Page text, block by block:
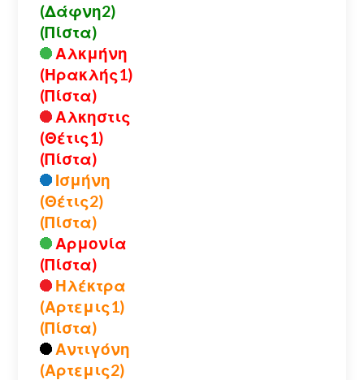
(Δάφνη2)
(Πίστα)
Αλκμήνη
(Ηρακλής1)
(Πίστα)
Αλκηστις
(Θέτις1)
(Πίστα)
Ισμήνη
(Θέτις2)
(Πίστα)
Αρμονία
(Πίστα)
Ηλέκτρα
(Αρτεμις1)
(Πίστα)
Αντιγόνη
(Αρτεμις2)